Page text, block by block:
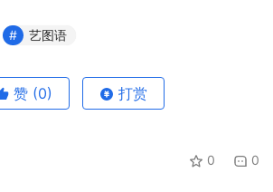
艺图语
赞 (0) 打赏
0 0